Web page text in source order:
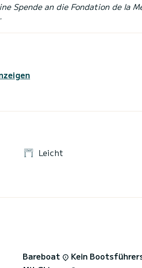
Spende an die Fondation de la
Leicht
Bareboat
Kein